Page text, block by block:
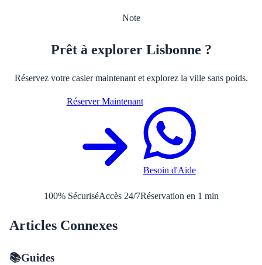
Note
Prêt à explorer Lisbonne ?
Réservez votre casier maintenant et explorez la ville sans poids.
Réserver Maintenant
Besoin d'Aide
100% SécuriséAccès 24/7Réservation en 1 min
Articles Connexes
📚Guides